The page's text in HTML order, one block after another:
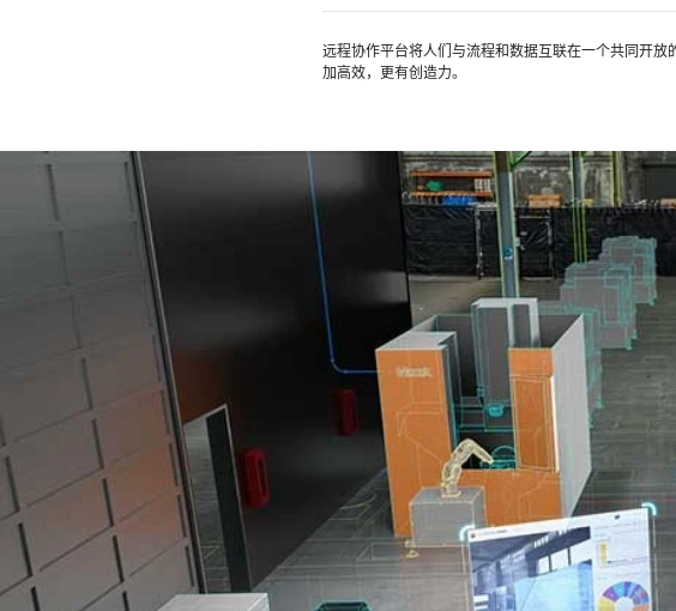
远程协作平台将人们与流程和数据互联在一个共同开放
加高效，更有创造力。